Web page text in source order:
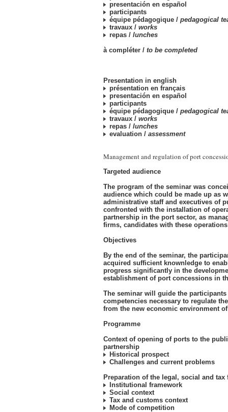
presentación en español
participants
équipe pédagogique / pedagogical
travaux / works
repas / lunches
à compléter / to be completed
Presentation in english
présentation en français
presentación en español
participants
équipe pédagogique / pedagogical
travaux / works
repas / lunches
evaluation / assessment
Management and regulation of port
Targeted audience
The program of the seminar was
audience which could be made up as
administrative staff and executives of
confronted with the installation of
partnership in the port sector, as
firms, candidates with these
Objectives
By the end of the seminar, the
acquired sufficient knownledge to
progress significantly in the
establishment of port concessions in
The seminar will guide the
competencies necessary to regulate
from the new economic environment
Programme
Context of opening of ports to the
partnership
Historical prospect
Challenges and current problems
Preparation of the legal, social and tax
Institutional framework
Social context
Tax and customs context
Mode of competition